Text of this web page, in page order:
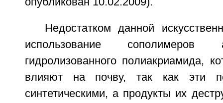
Недостатком данной
использование сополимеров
гидролизованного полиакриамида,
влияют на почву, так как эти
синтетическими, а продукты их